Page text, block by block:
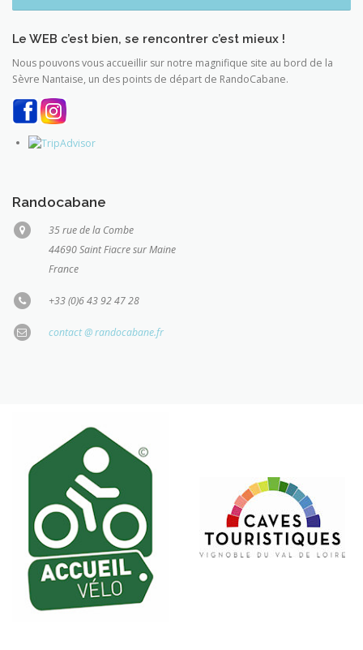
Le WEB c’est bien, se rencontrer c’est mieux !
Nous pouvons vous accueillir sur notre magnifique site au bord de la
Sèvre Nantaise, un des points de départ de RandoCabane.
Randocabane
35 rue de la Combe
44690 Saint Fiacre sur Maine
France
+33 (0)6 43 92 47 28
contact @ randocabane.fr